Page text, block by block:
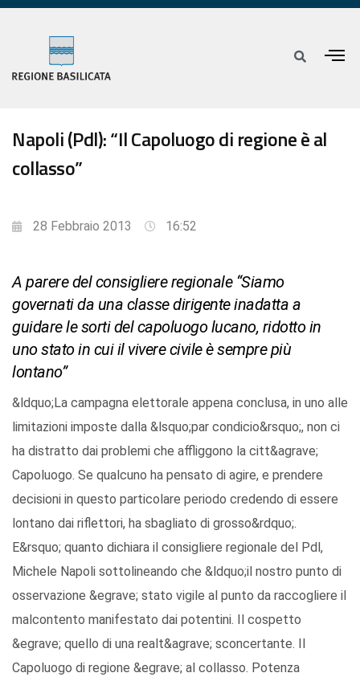
Napoli (Pdl): “Il Capoluogo di regione è al
collasso”
28 Febbraio 2013 16:52
A parere del consigliere regionale “Siamo
governati da una classe dirigente inadatta a
guidare le sorti del capoluogo lucano, ridotto in
uno stato in cui il vivere civile è sempre più
lontano”
&ldquo;La campagna elettorale appena conclusa, in uno alle
limitazioni imposte dalla &lsquo;par condicio&rsquo;, non ci
ha distratto dai problemi che affliggono la citt&agrave;
Capoluogo. Se qualcuno ha pensato di agire, e prendere
decisioni in questo particolare periodo credendo di essere
lontano dai riflettori, ha sbagliato di grosso&rdquo;.
E&rsquo; quanto dichiara il consigliere regionale del Pdl,
Michele Napoli sottolineando che &ldquo;il nostro punto di
osservazione &egrave; stato vigile al punto da raccogliere il
malcontento manifestato dai potentini. Il cospetto
&egrave; quello di una realt&agrave; sconcertante. Il
Capoluogo di regione &egrave; al collasso. Potenza